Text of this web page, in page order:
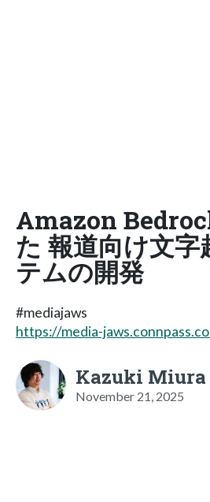
Amazon
た 報道向け文字
テムの開発
#mediajaws
https://media-
Kazuki Miura
November 21, 2025